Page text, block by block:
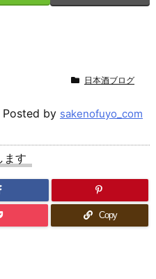
日本酒ブログ
Posted by sakenofuyo_com
ます
Copy